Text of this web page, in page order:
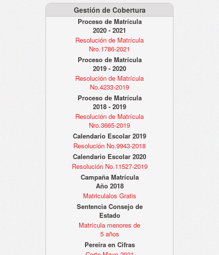
Gestión de Cobertura
Proceso de Matrícula
2020 - 2021
Resolución de Matrícula
Nro.1786-2021
Proceso de Matrícula
2019 - 2020
Resolución de Matrícula
No.4233-2019
Proceso de Matrícula
2018 - 2019
Resolución de Matrícula
Nro.3665-2019
Calendario Escolar 2019
Resolución No.9943-2018
Calendario Escolar 2020
Resolución No.11527-2019
Campaña Matrícula
Año 2018
Matriculalos Gratis
Sentencia Consejo de
Estado
Matrícula menores de
5 años
Pereira en Cifras